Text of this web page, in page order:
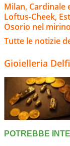
Milan, Cardinale
Loftus-Cheek,
Osorio nel mirino
Tutte le notizie
Gioielleria